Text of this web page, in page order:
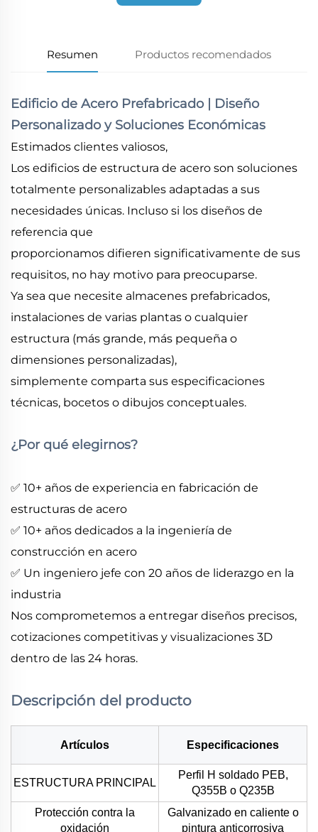
Resumen Productos recomendados
Edificio de Acero Prefabricado | Diseño
Personalizado y Soluciones Económicas
Estimados clientes valiosos,
Los edificios de estructura de acero son soluciones
totalmente personalizables adaptadas a sus
necesidades únicas. Incluso si los diseños de
referencia que
proporcionamos difieren significativamente de sus
requisitos, no hay motivo para preocuparse.
Ya sea que necesite almacenes prefabricados,
instalaciones de varias plantas o cualquier
estructura (más grande, más pequeña o
dimensiones personalizadas),
simplemente comparta sus especificaciones
técnicas, bocetos o dibujos conceptuales.
¿Por qué elegirnos?
✅ 10+ años de experiencia en fabricación de
estructuras de acero
✅ 10+ años dedicados a la ingeniería de
construcción en acero
✅ Un ingeniero jefe con 20 años de liderazgo en la
industria
Nos comprometemos a entregar diseños precisos,
cotizaciones competitivas y visualizaciones 3D
dentro de las 24 horas.
Descripción del producto
Artículos Especificaciones
ESTRUCTURA PRINCIPAL
Perfil H soldado PEB,
Q355B o Q235B
Protección contra la
oxidación
Galvanizado en caliente o
pintura anticorrosiva